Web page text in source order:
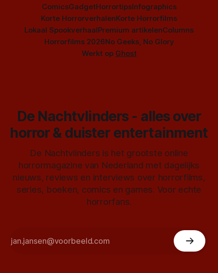
ComicsGadgetHorrortipsInfographics
Korte HorrorverhalenKorte Horrorfilms
Lokaal SpookverhaalPremium artikelenColumns
Horrorfilms 2026No Geeks, No Glory
Werkt op Ghost
De Nachtvlinders - alles over
horror & duister entertainment
De Nachtvlinders is het grootste online
horrormagazine van Nederland met dagelijks
nieuws, reviews en interviews over horrorfilms,
series, boeken, comics en games. Voor echte
horrorfans.